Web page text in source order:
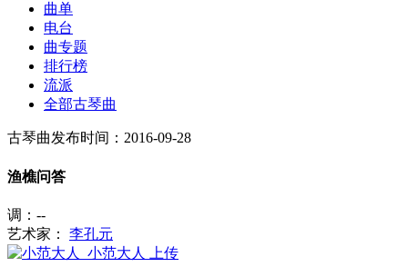
曲单
电台
曲专题
排行榜
流派
全部古琴曲
古琴曲发布时间：2016-09-28
渔樵问答
调：--
艺术家： 李孔元
小范大人
上传